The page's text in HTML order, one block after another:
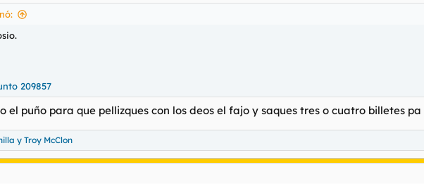
209857
el puño para que pellizques con los deos el fajo y saques tres o cuatro billetes
y Troy McClon